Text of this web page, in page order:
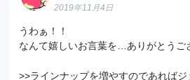
2019年11月4日
うわぁ！！
なんて嬉しいお言葉を…ありがとうご
>>ラインナップを増やすのであれば